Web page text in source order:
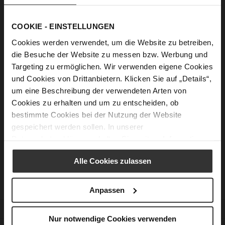
COOKIE - EINSTELLUNGEN
Cookies werden verwendet, um die Website zu betreiben,
die Besuche der Website zu messen bzw. Werbung und
Targeting zu ermöglichen. Wir verwenden eigene Cookies
und Cookies von Drittanbietern. Klicken Sie auf „Details“,
um eine Beschreibung der verwendeten Arten von
Cookies zu erhalten und um zu entscheiden, ob
bestimmte Cookies bei der Nutzung der Website
gespeichert werden sollen. In unserer
Alle Cookies zulassen
Anpassen
Nur notwendige Cookies verwenden
Forgot Your Password?
New Customers
Creating an account has many benefits: check out faster, keep
more than one address, track orders and more.
Create an Account
CUSTOMER SERVICE